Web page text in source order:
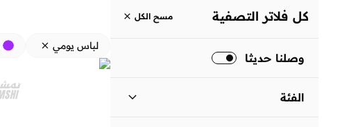
كل فلاتر التصفية مسح الكل
وصلنا حديثا
الفئة
لباس يومي